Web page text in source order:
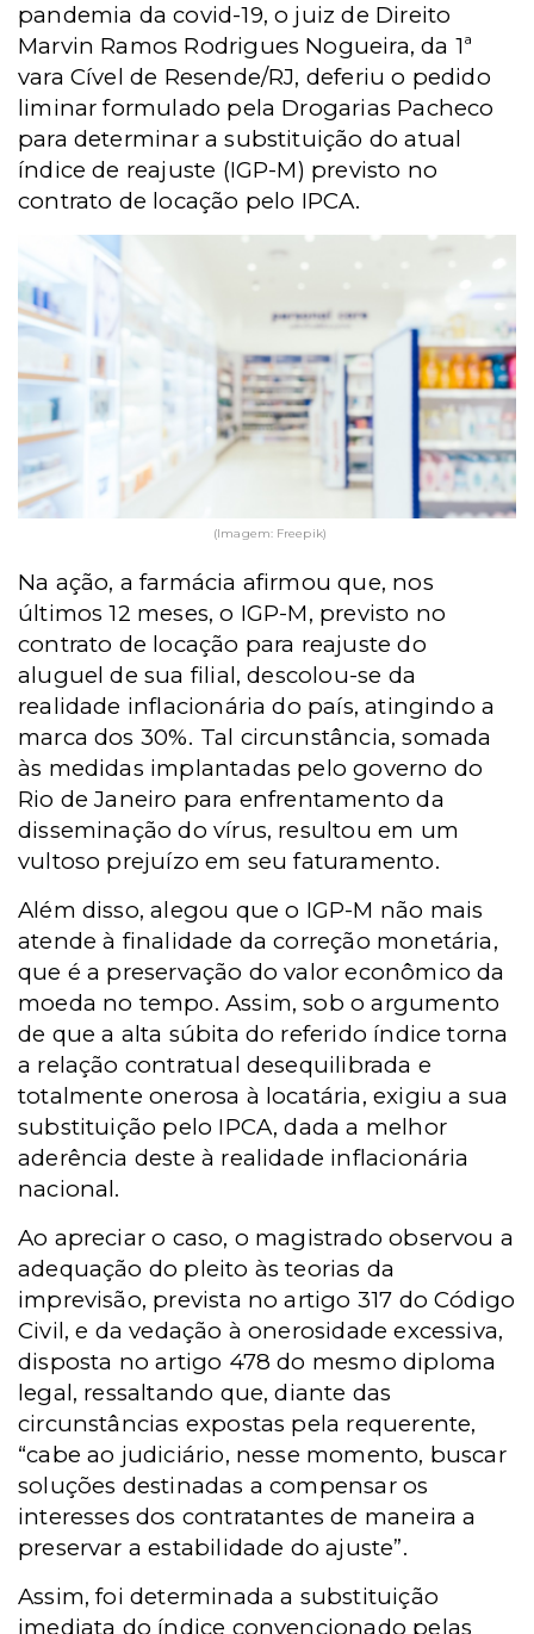
pandemia da covid-19, o juiz de Direito
Marvin Ramos Rodrigues Nogueira, da 1ª
vara Cível de Resende/RJ, deferiu o pedido
liminar formulado pela Drogarias Pacheco
para determinar a substituição do atual
índice de reajuste (IGP-M) previsto no
contrato de locação pelo IPCA.
(Imagem: Freepik)
Na ação, a farmácia afirmou que, nos
últimos 12 meses, o IGP-M, previsto no
contrato de locação para reajuste do
aluguel de sua filial, descolou-se da
realidade inflacionária do país, atingindo a
marca dos 30%. Tal circunstância, somada
às medidas implantadas pelo governo do
Rio de Janeiro para enfrentamento da
disseminação do vírus, resultou em um
vultoso prejuízo em seu faturamento.
Além disso, alegou que o IGP-M não mais
atende à finalidade da correção monetária,
que é a preservação do valor econômico da
moeda no tempo. Assim, sob o argumento
de que a alta súbita do referido índice torna
a relação contratual desequilibrada e
totalmente onerosa à locatária, exigiu a sua
substituição pelo IPCA, dada a melhor
aderência deste à realidade inflacionária
nacional.
Ao apreciar o caso, o magistrado observou a
adequação do pleito às teorias da
imprevisão, prevista no artigo 317 do Código
Civil, e da vedação à onerosidade excessiva,
disposta no artigo 478 do mesmo diploma
legal, ressaltando que, diante das
circunstâncias expostas pela requerente,
“cabe ao judiciário, nesse momento, buscar
soluções destinadas a compensar os
interesses dos contratantes de maneira a
preservar a estabilidade do ajuste”.
Assim, foi determinada a substituição
imediata do índice convencionado pelas